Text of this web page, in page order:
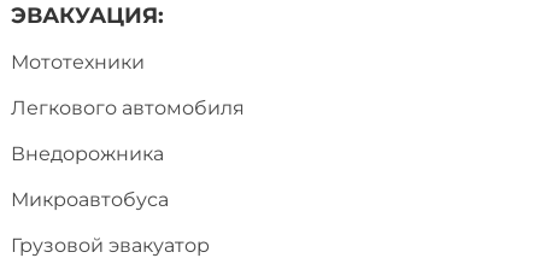
ЭВАКУАЦИЯ:
Мототехники
Легкового автомобиля
Внедорожника
Микроавтобуса
Грузовой эвакуатор